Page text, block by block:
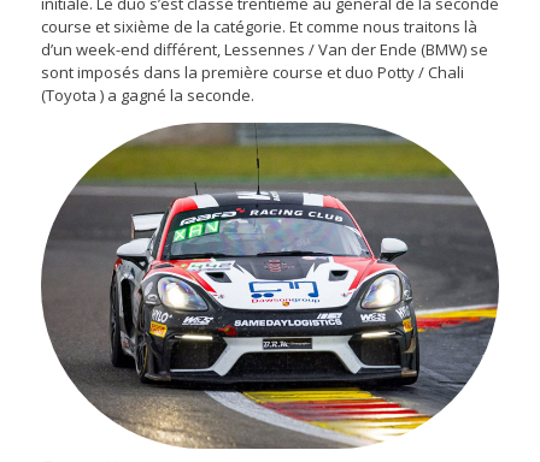
course et sixième de la catégorie. Et comme nous traitons là
d’un week-end différent, Lessennes / Van der Ende (BMW) se
sont imposés dans la première course et duo Potty / Chali
(Toyota ) a gagné la seconde.